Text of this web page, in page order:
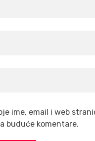
ime, email i web
buduće komentare.